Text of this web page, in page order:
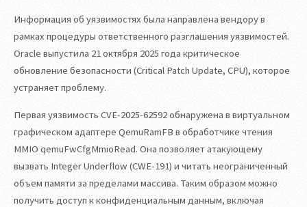
Информация об уязвимостях была направлена вендору в
рамках процедуры ответственного разглашения уязвимостей.
Oracle выпустила 21 октября 2025 года критическое
обновление безопасности (Critical Patch Update, CPU), которое
устраняет проблему.
Первая уязвимость CVE-2025-62592 обнаружена в виртуальном
графическом адаптере QemuRamFB в обработчике чтения
MMIO qemuFwCfgMmioRead. Она позволяет атакующему
вызвать Integer Underflow (CWE-191) и читать неограниченный
объем памяти за пределами массива. Таким образом можно
получить доступ к конфиденциальным данным, включая